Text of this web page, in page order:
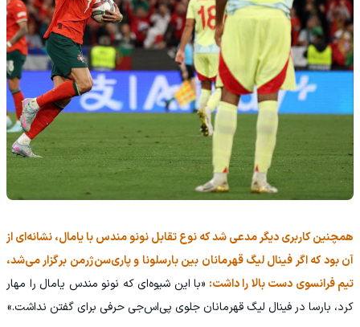
همچنین کاربری دیگر مدعی شد که نوع تقابل نونو مندس با یامال، نشانه‌ای از
آن بود که اگر فینال لیگ قهرمانان بین بارسلونا و پاری‌سن‌ژرمن برگزار می‌شد،
تیم فرانسوی دست بالا را داشت: «با این شیوه‌ای که نونو مندس یامال را مهار
کرد، بارسا در فینال لیگ قهرمانان جلوی پی‌اس‌جی حرفی برای گفتن نداشت.»